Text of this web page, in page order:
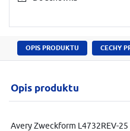
OPIS PRODUKTU CECHY
Opis produktu
Avery Zweckform L4732REV-